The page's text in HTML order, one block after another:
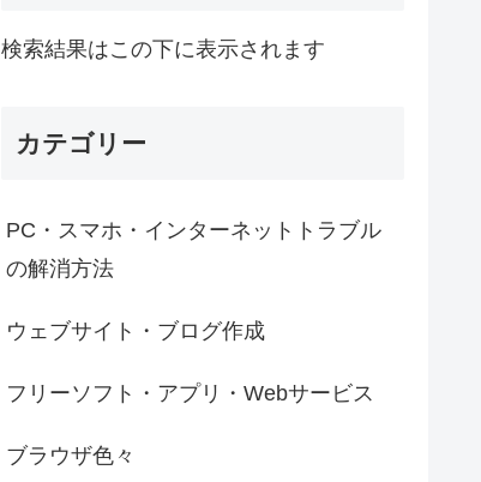
検索結果はこの下に表示されます
カテゴリー
PC・スマホ・インターネットトラブル
の解消方法
ウェブサイト・ブログ作成
フリーソフト・アプリ・Webサービス
ブラウザ色々